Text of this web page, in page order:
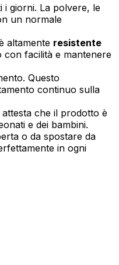
i giorni. La polvere, le
un normale
altamente resistente
con facilità e mantenere
Questo
continuo sulla
attesta che il prodotto è
e dei bambini.
o da spostare da
in ogni